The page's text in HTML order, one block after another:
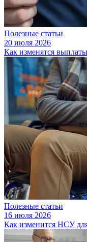
Полезные статьи
20 июля 2026
Как изменятся
Полезные статьи
16 июля 2026
Как изменится НСУ